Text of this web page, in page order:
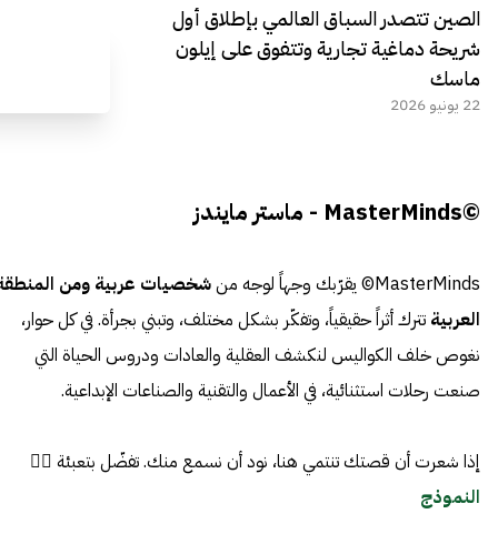
الصين تتصدر السباق العالمي بإطلاق أول
شريحة دماغية تجارية وتتفوق على إيلون
ماسك
22 يونيو 2026
©MasterMinds - ماستر مايندز
MasterMinds© يقرّبك وجهاً لوجه من
شخصيات عربية ومن
العربية تترك أثراً حقيقياً، وتفكّر بشكل مختلف، وتبني بجرأة. في كل حوار،
نغوص خلف الكواليس لنكشف العقلية والعادات ودروس الحياة التي
صنعت رحلات استثنائية، في الأعمال والتقنية والصناعات الإبداعية.
إذا شعرت أن قصتك تنتمي هنا، نود أن نسمع منك. تفضّل بتعبئة 👈🏼
النموذج